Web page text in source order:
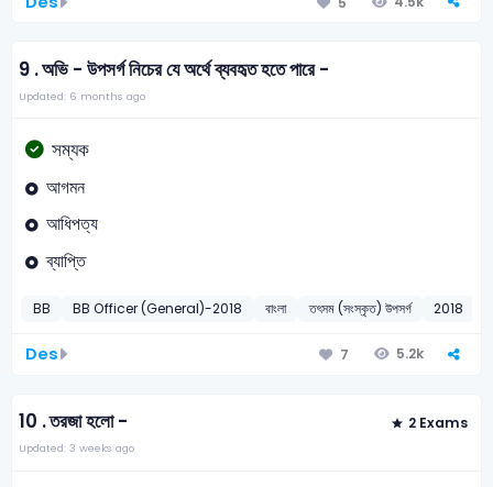
9 .অভি - উপসর্গ নিচের যে অর্থে ব্যবহৃত হতে পারে -
Updated: 6 months ago
সম্যক
আগমন
আধিপত্য
ব্যাপ্তি
BB BB Officer (General)-2018 বাংলা তৎসম (সংস্কৃত) উপসর্গ 2018
Des 7 5.2k
10 .তরজা হলো - 2 Exams
Updated: 3 weeks ago